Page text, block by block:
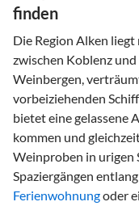
finden
Die Region Alken
zwischen Koblenz
Weinbergen,
vorbeiziehenden
bietet eine gelassene
kommen und
Weinproben in urigen
Spaziergängen
Ferienwohnungoder